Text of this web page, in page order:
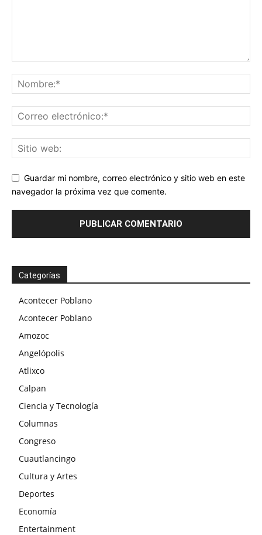
Guardar mi nombre, correo electrónico y sitio web en este
navegador la próxima vez que comente.
Categorías
Acontecer Poblano
Acontecer Poblano
Amozoc
Angelópolis
Atlixco
Calpan
Ciencia y Tecnología
Columnas
Congreso
Cuautlancingo
Cultura y Artes
Deportes
Economía
Entertainment